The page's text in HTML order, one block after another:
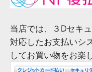
当店では、３Dセキ
対応したお支払いシ
してお買い物をお楽